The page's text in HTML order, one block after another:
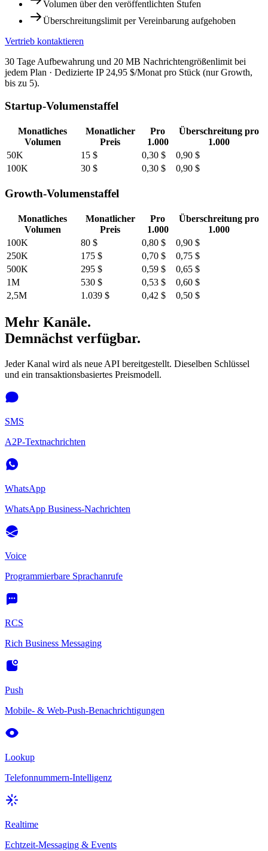
Volumen über den veröffentlichten Stufen
Überschreitungslimit per Vereinbarung aufgehoben
Vertrieb kontaktieren
30 Tage Aufbewahrung und 20 MB Nachrichtengrößenlimit bei
jedem Plan · Dedizierte IP 24,95 $/Monat pro Stück (nur Growth,
bis zu 5).
Startup-Volumenstaffel
Monatliches
Volumen
Monatlicher
Preis
Pro
1.000
Überschreitung pro
1.000
50K
15 $ 0,30 $
0,90 $
100K
30 $ 0,30 $ 0,90 $
Growth-Volumenstaffel
Monatliches
Volumen
Monatlicher
Preis
Pro
1.000
Überschreitung pro
1.000
100K
80 $ 0,80 $
0,90 $
250K
175 $ 0,70 $
0,75 $
500K
295 $ 0,59 $
0,65 $
1M
530 $ 0,53 $
0,60 $
2,5M
1.039 $ 0,42 $ 0,50 $
Mehr Kanäle.
Demnächst verfügbar.
Jeder Kanal wird als neue API bereitgestellt. Dieselben Schlüssel
und ein transaktionsbasiertes Preismodell.
SMS
A2P-Textnachrichten
WhatsApp
WhatsApp Business-Nachrichten
Voice
Programmierbare Sprachanrufe
RCS
Rich Business Messaging
Push
Mobile- & Web-Push-Benachrichtigungen
Lookup
Telefonnummern-Intelligenz
Realtime
Echtzeit-Messaging & Events